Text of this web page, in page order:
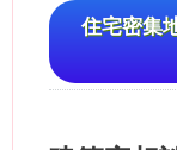
住宅密集